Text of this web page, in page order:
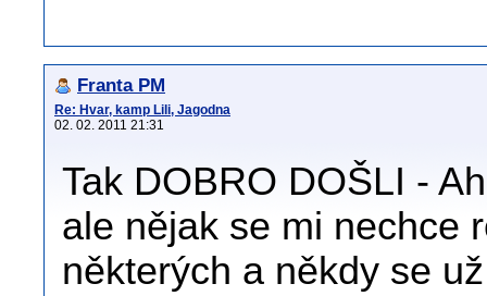
Franta PM
Re: Hvar, kamp Lili, Jagodna
02. 02. 2011 21:31
Tak DOBRO DOŠLI -
ale nějak se mi nechce
některých a někdy se